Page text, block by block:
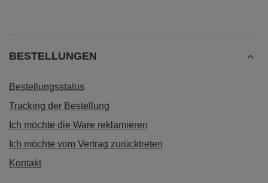
BESTELLUNGEN
Bestellungsstatus
Tracking der Bestellung
Ich möchte die Ware reklamieren
Ich möchte vom Vertrag zurücktreten
Kontakt